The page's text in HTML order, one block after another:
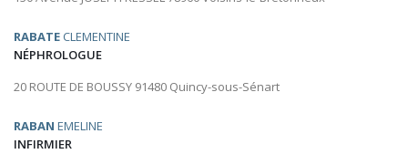
RABATE CLEMENTINE
NÉPHROLOGUE
20 ROUTE DE BOUSSY 91480 Quincy-sous-Sénart
RABAN EMELINE
INFIRMIER